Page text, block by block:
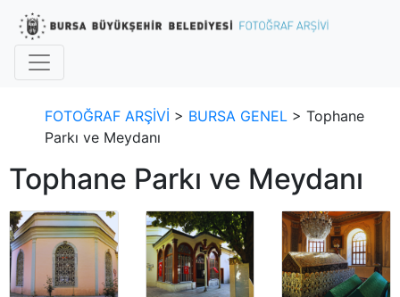
FOTOĞRAF ARŞİVİ > BURSA GENEL > Tophane
Parkı ve Meydanı
Tophane Parkı ve Meydanı